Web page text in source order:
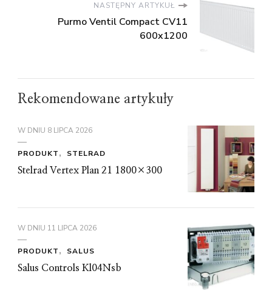
NASTĘPNY ARTYKUŁ
Purmo Ventil Compact CV11
600x1200
Rekomendowane artykuły
W DNIU 8 LIPCA 2026
PRODUKT
STELRAD
Stelrad Vertex Plan 21 1800×300
W DNIU 11 LIPCA 2026
PRODUKT
SALUS
Salus Controls Kl04Nsb